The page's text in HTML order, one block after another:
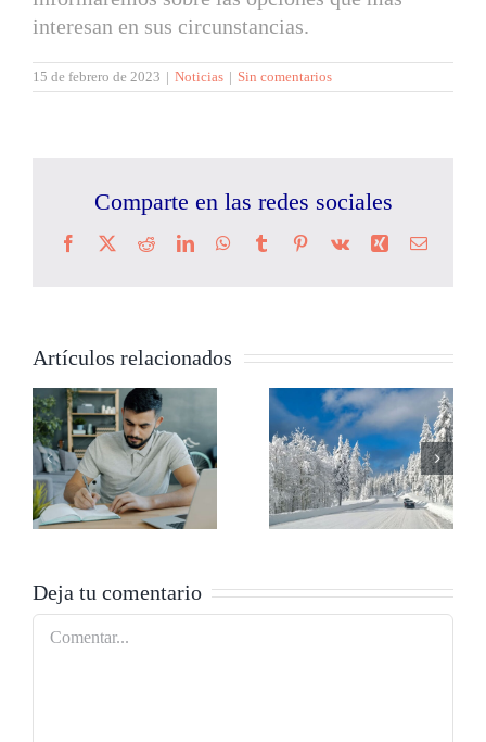
interesan en sus circunstancias.
15 de febrero de 2023 | Noticias | Sin comentarios
Comparte en las redes sociales
Facebook
X RedditLinkedInWhatsApp
TumblrPinterest
Vk Xing Correo
Artículos relacionados
Conducir con
nieve,
consejos
prácticos para
Seguro del
hogar para
viviendas con
placas solares
Deja tu comentario
Comentar